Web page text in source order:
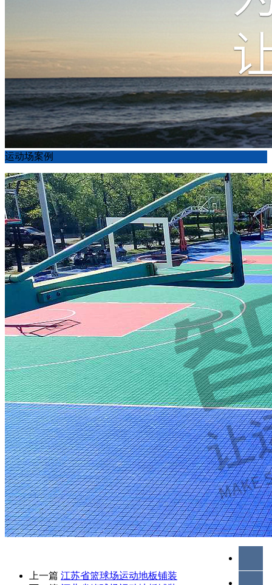
运动场案例
上一篇 江苏省篮球场运动地板铺装